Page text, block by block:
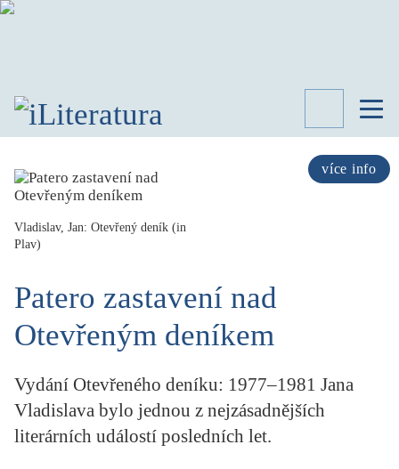
více info
SPISOVATELÉ
KNIHY
LITERATURY
KATEGORIE
PŘEHLED
STUDIE
KRITIKA PŘEKLADU
Vladislav, Jan: Otevřený deník (in
Plav)
Patero zastavení nad
Otevřeným deníkem
Vydání Otevřeného deníku: 1977–1981 Jana
Vladislava bylo jednou z nejzásadnějších
literárních událostí posledních let.